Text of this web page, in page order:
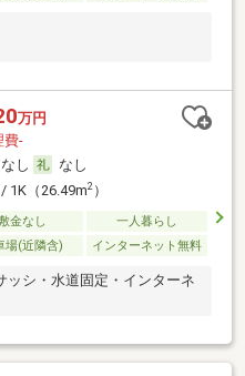
万円
費-
なし
なし
1K（26.49m2）
金なし
一人暮らし
場(近隣含) インターネット無料
ッシ・水道固定・インターネ